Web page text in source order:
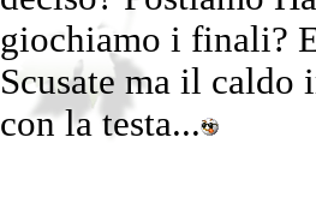
giochiamo i finali?
Scusate ma il caldo
con la testa...